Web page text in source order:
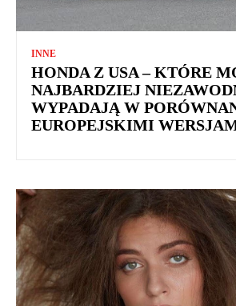
INNE
HONDA Z USA – KTÓRE
NAJBARDZIEJ
WYPADAJĄ W
EUROPEJSKIMI